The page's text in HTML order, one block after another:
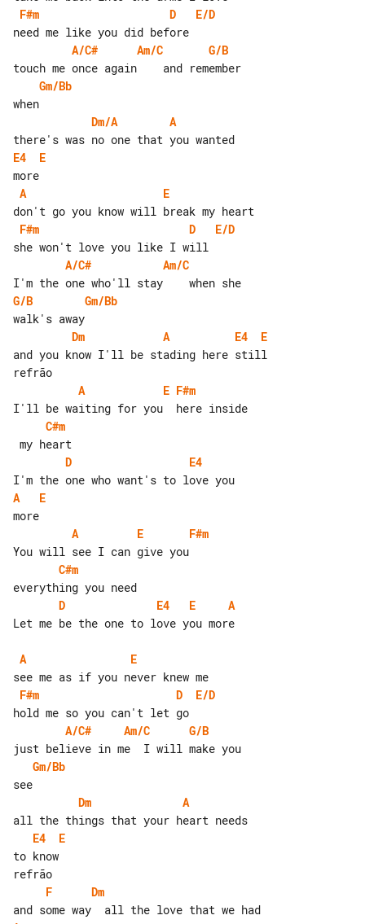
F#m
D
E/D
A/C#
Am/C
G/B
Gm/Bb
Dm/A
A
E4
E
A
E
F#m
D
E/D
A/C#
Am/C
G/B
Gm/Bb
Dm
A E4
E
and you know I'll be stading here still
A
E F#m
C#m
D
E4
A
E
A
E
F#m
C#m
D
E4 E
A
Let me be the one to love you more
A
E
F#m
D
E/D
A/C#
Am/C
G/B
Gm/Bb
Dm
A
E4
E
to know
F
Dm